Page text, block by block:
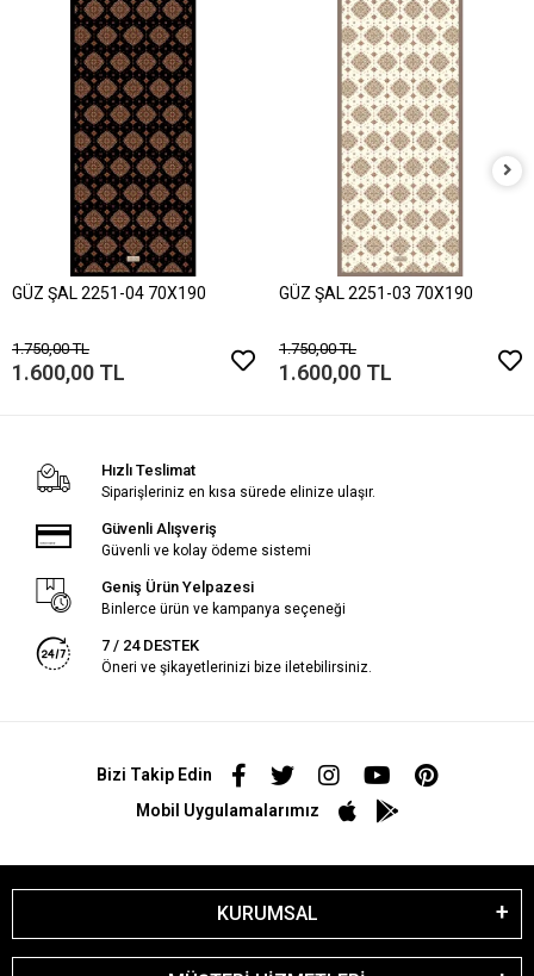
GÜZ ŞAL 2251-04 70X190
1.750,00 TL
1.600,00 TL
GÜZ ŞAL 2251-03 70X190
1.750,00 TL
1.600,00 TL
Hızlı Teslimat
Siparişleriniz en kısa sürede elinize ulaşır.
Güvenli Alışveriş
Güvenli ve kolay ödeme sistemi
Geniş Ürün Yelpazesi
Binlerce ürün ve kampanya seçeneği
7 / 24 DESTEK
Öneri ve şikayetlerinizi bize iletebilirsiniz.
Bizi Takip Edin
Mobil Uygulamalarımız
KURUMSAL